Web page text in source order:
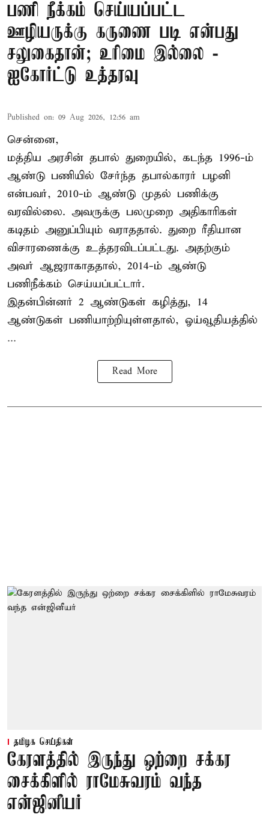
பணி நீக்கம் செய்யப்பட்ட
ஊழியருக்கு கருணை படி என்பது
சலுகைதான்; உரிமை இல்லை -
ஐகோர்ட்டு உத்தரவு
Published on: 09 Aug 2026, 12:56 am
சென்னை,
மத்திய அரசின் தபால் துறையில், கடந்த 1996-ம்
ஆண்டு பணியில் சேர்ந்த தபால்காரர் பழனி
என்பவர், 2010-ம் ஆண்டு முதல் பணிக்கு
வரவில்லை. அவருக்கு பலமுறை அதிகாரிகள்
கடிதம் அனுப்பியும் வராததால். துறை ரீதியான
விசாரணைக்கு உத்தரவிடப்பட்டது. அதற்கும்
அவர் ஆஜராகாததால், 2014-ம் ஆண்டு
பணிநீக்கம் செய்யப்பட்டார்.
இதன்பின்னர் 2 ஆண்டுகள் கழித்து, 14
ஆண்டுகள் பணியாற்றியுள்ளதால், ஓய்வூதியத்தில்
...
Read More
தமிழக செய்திகள்
கேரளத்தில் இருந்து ஒற்றை சக்கர
சைக்கிளில் ராமேசுவரம் வந்த
என்ஜினீயர்